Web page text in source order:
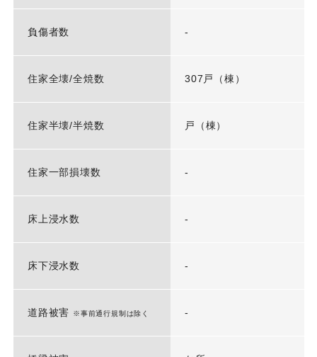
負傷者数 -
住家全壊/全焼数 307戸（棟）
住家半壊/半焼数 戸（棟）
住家一部損壊数 -
床上浸水数 -
床下浸水数 -
道路被害 ※事前通行規制は除く -